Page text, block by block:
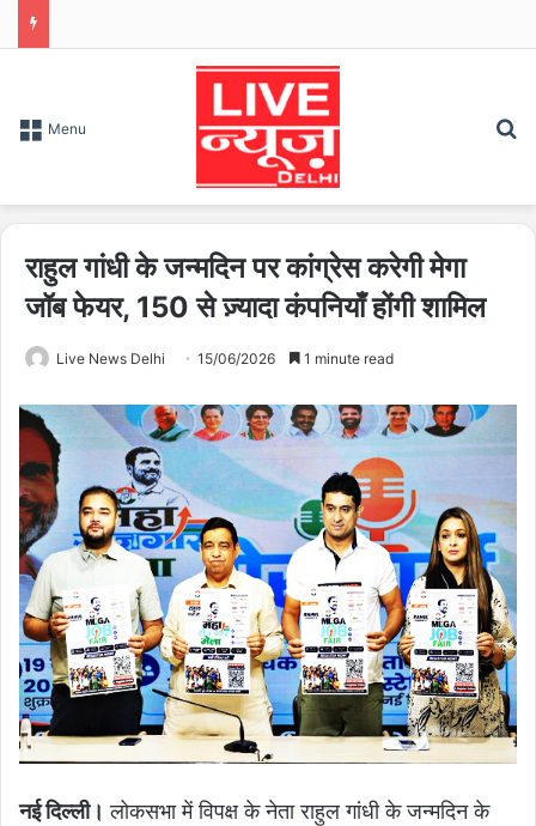
Menu
राहुल गांधी के जन्मदिन पर कांग्रेस करेगी मेगा
जॉब फेयर, 150 से ज़्यादा कंपनियाँ होंगी शामिल
Live News Delhi 15/06/2026 1 minute read
नई दिल्ली। लोकसभा में विपक्ष के नेता राहुल गांधी के जन्मदिन के